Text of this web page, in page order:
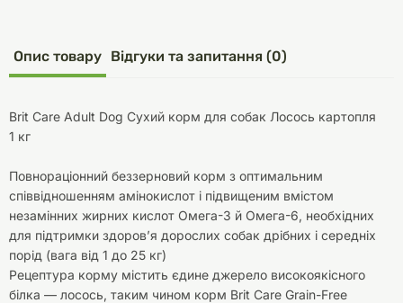
Опис товару Відгуки та запитання (0)
Brit Care Adult Dog Сухий корм для собак Лосось картопля
1 кг
Повнораціонний беззерновий корм з оптимальним
співвідношенням амінокислот і підвищеним вмістом
незамінних жирних кислот Омега-3 й Омега-6, необхідних
для підтримки здоров’я дорослих собак дрібних і середніх
порід (вага від 1 до 25 кг)
Рецептура корму містить єдине джерело високоякісного
білка — лосось, таким чином корм Brit Care Grain-Free